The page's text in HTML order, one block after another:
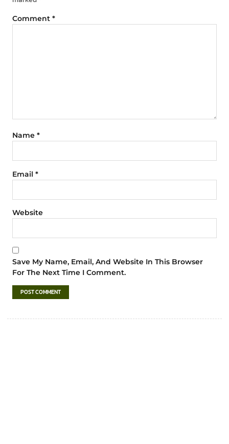
Comment *
Name *
Email *
Website
Save My Name, Email, And Website In This Browser
For The Next Time I Comment.